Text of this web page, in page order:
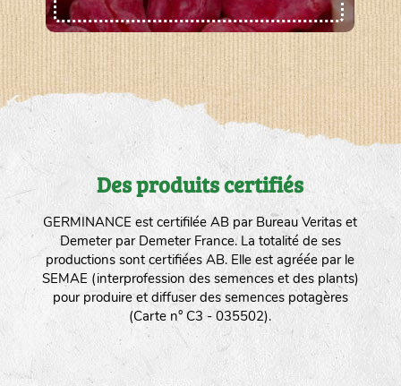
Des produits certifiés
GERMINANCE est certifilée AB par Bureau Veritas et
Demeter par Demeter France. La totalité de ses
productions sont certifiées AB. Elle est agréée par le
SEMAE (interprofession des semences et des plants)
pour produire et diffuser des semences potagères
(Carte n° C3 - 035502).